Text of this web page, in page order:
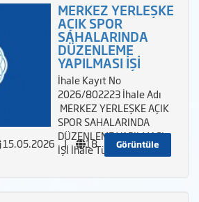
MERKEZ YERLEŞKE
AÇIK SPOR
SAHALARINDA
DÜZENLEME
YAPILMASI İŞİ
İhale Kayıt No
2026/802223 İhale Adı
MERKEZ YERLEŞKE AÇIK
SPOR SAHALARINDA
DÜZENLEME YAPILMASI
İŞİ İhale Türü
Görüntüle
15.05.2026 | 18